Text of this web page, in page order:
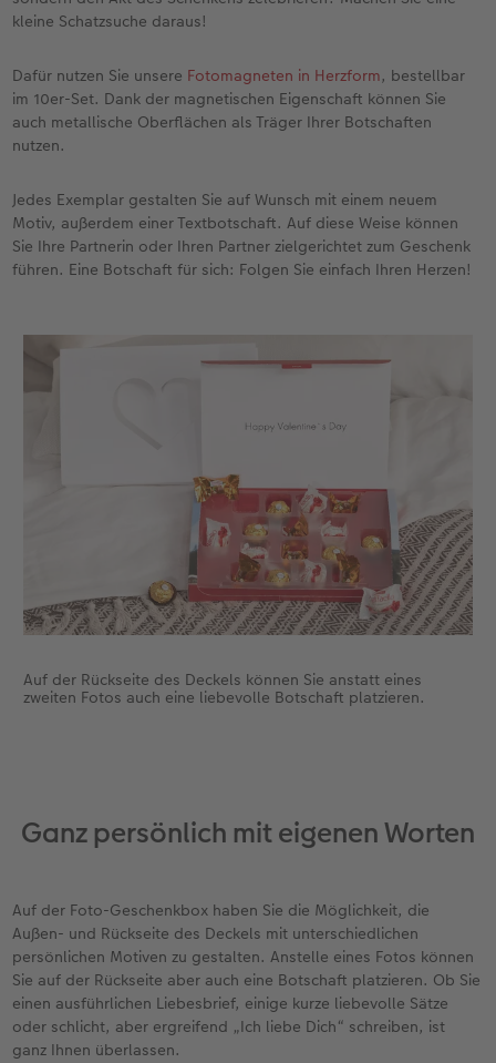
kleine Schatzsuche daraus!
Dafür nutzen Sie unsere Fotomagneten in Herzform, bestellbar
im 10er-Set. Dank der magnetischen Eigenschaft können Sie
auch metallische Oberflächen als Träger Ihrer Botschaften
nutzen.
Jedes Exemplar gestalten Sie auf Wunsch mit einem neuem
Motiv, außerdem einer Textbotschaft. Auf diese Weise können
Sie Ihre Partnerin oder Ihren Partner zielgerichtet zum Geschenk
führen. Eine Botschaft für sich: Folgen Sie einfach Ihren Herzen!
Auf der Rückseite des Deckels können Sie anstatt eines
zweiten Fotos auch eine liebevolle Botschaft platzieren.
Ganz persönlich mit eigenen Worten
Auf der Foto-Geschenkbox haben Sie die Möglichkeit, die
Außen- und Rückseite des Deckels mit unterschiedlichen
persönlichen Motiven zu gestalten. Anstelle eines Fotos können
Sie auf der Rückseite aber auch eine Botschaft platzieren. Ob Sie
einen ausführlichen Liebesbrief, einige kurze liebevolle Sätze
oder schlicht, aber ergreifend „Ich liebe Dich“ schreiben, ist
ganz Ihnen überlassen.